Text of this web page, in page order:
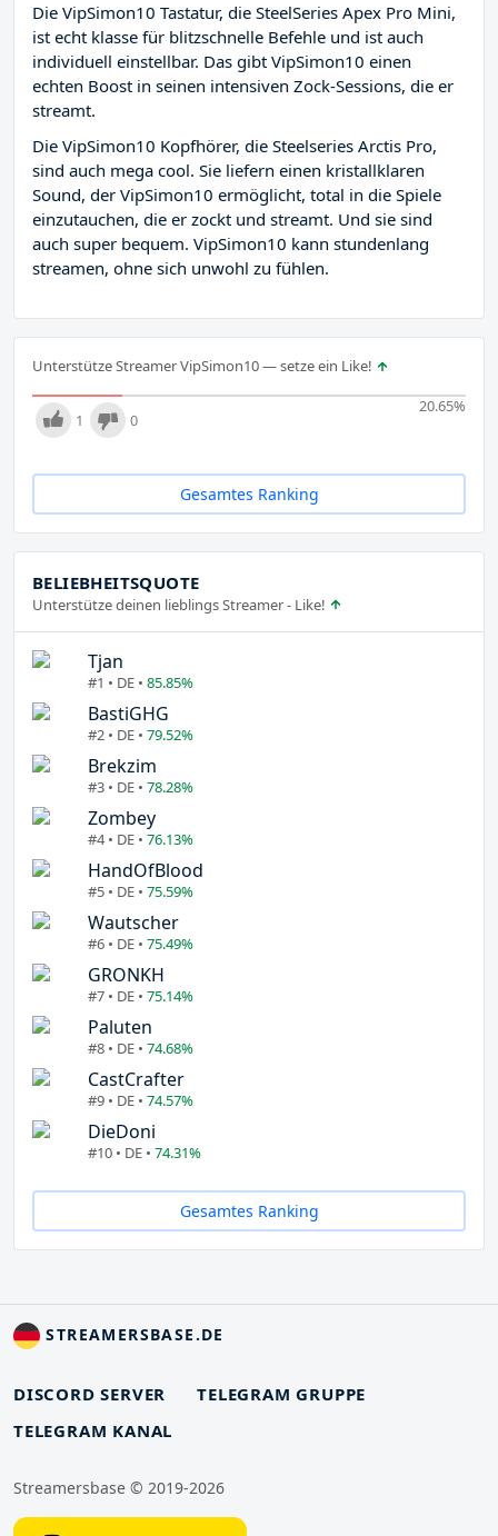
Die VipSimon10 Tastatur, die SteelSeries Apex Pro Mini,
ist echt klasse für blitzschnelle Befehle und ist auch
individuell einstellbar. Das gibt VipSimon10 einen
echten Boost in seinen intensiven Zock-Sessions, die er
streamt.
Die VipSimon10 Kopfhörer, die Steelseries Arctis Pro,
sind auch mega cool. Sie liefern einen kristallklaren
Sound, der VipSimon10 ermöglicht, total in die Spiele
einzutauchen, die er zockt und streamt. Und sie sind
auch super bequem. VipSimon10 kann stundenlang
streamen, ohne sich unwohl zu fühlen.
Unterstütze Streamer VipSimon10 — setze ein Like!
20.65%
1 0
Gesamtes Ranking
BELIEBHEITSQUOTE
Unterstütze deinen lieblings Streamer - Like!
Tjan
#1 • DE • 85.85%
BastiGHG
#2 • DE • 79.52%
Brekzim
#3 • DE • 78.28%
Zombey
#4 • DE • 76.13%
HandOfBlood
#5 • DE • 75.59%
Wautscher
#6 • DE • 75.49%
GRONKH
#7 • DE • 75.14%
Paluten
#8 • DE • 74.68%
CastCrafter
#9 • DE • 74.57%
DieDoni
#10 • DE • 74.31%
Gesamtes Ranking
STREAMERSBASE.DE
DISCORD SERVER
TELEGRAM GRUPPE
TELEGRAM KANAL
Streamersbase © 2019-2026